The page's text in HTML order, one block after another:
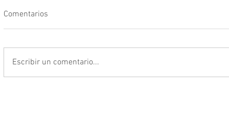
Comentarios
Escribir un comentario...